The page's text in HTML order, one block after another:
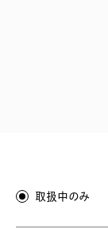
取扱中のみ